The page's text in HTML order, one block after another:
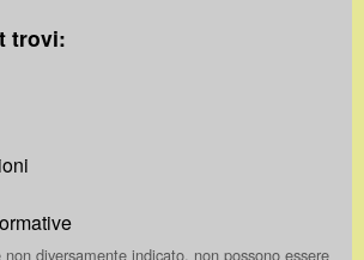
trovi:
diversamente indicato, non possono essere